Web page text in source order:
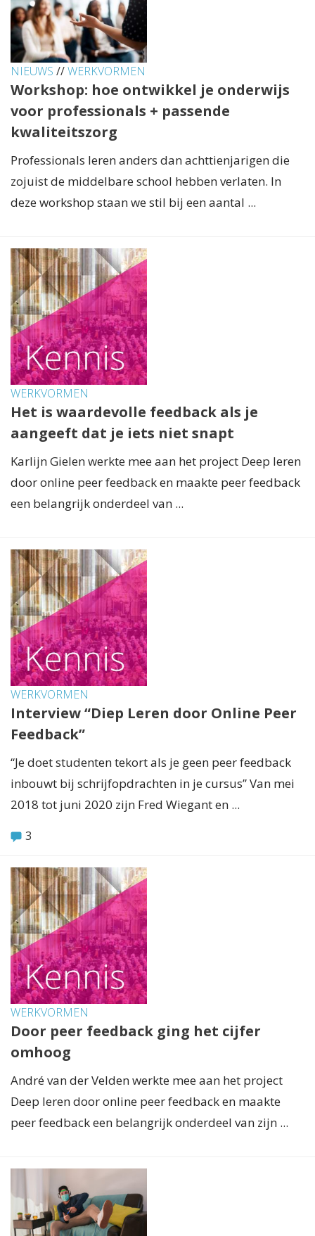
NIEUWS //WERKVORMEN
Workshop: hoe ontwikkel je onderwijs
voor professionals + passende
kwaliteitszorg
Professionals leren anders dan achttienjarigen die
zojuist de middelbare school hebben verlaten. In
deze workshop staan we stil bij een aantal ...
WERKVORMEN
Het is waardevolle feedback als je
aangeeft dat je iets niet snapt
Karlijn Gielen werkte mee aan het project Deep leren
door online peer feedback en maakte peer feedback
een belangrijk onderdeel van ...
WERKVORMEN
Interview “Diep Leren door Online Peer
Feedback”
“Je doet studenten tekort als je geen peer feedback
inbouwt bij schrijfopdrachten in je cursus” Van mei
2018 tot juni 2020 zijn Fred Wiegant en ...
3
WERKVORMEN
Door peer feedback ging het cijfer
omhoog
André van der Velden werkte mee aan het project
Deep leren door online peer feedback en maakte
peer feedback een belangrijk onderdeel van zijn ...